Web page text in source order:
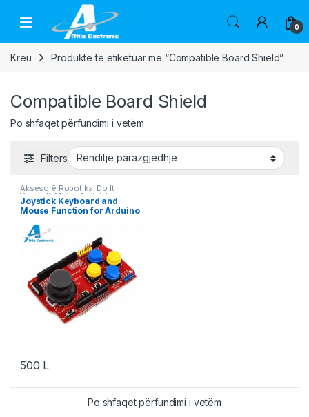
Skip to navigation
Open 0
Kreu Produkte të etiketuar me “Compatible Board Shield”
Compatible Board Shield
Po shfaqet përfundimi i vetëm
Filters
Aksesorë Robotika, Do It
Yourself, Motor & Lëvizje
Robotika
Joystick Keyboard and
Mouse Function for Arduino
500 L
Po shfaqet përfundimi i vetëm